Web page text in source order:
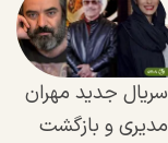
سریال جدید مهران
مدیری و بازگشت